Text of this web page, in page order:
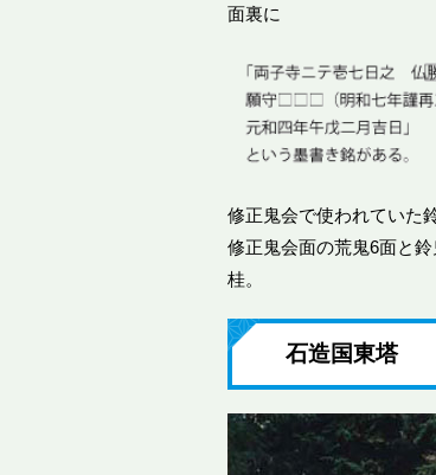
面裏に
修正鬼会で使われていた
修正鬼会面の荒鬼6面と
桂。
石造国東塔